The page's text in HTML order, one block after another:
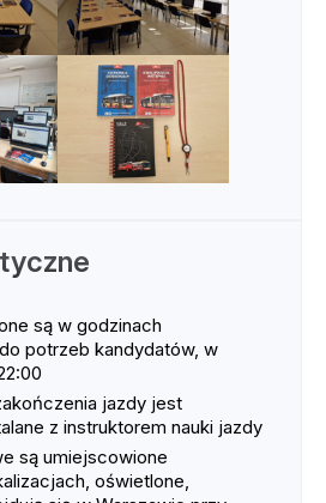
są w godzinach
potrzeb kandydatów, w
jazdy jest
z instruktorem nauki jazdy
są umiejscowione
oświetlone,